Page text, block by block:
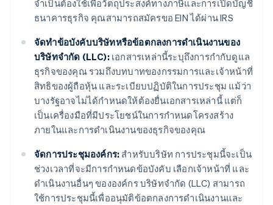
จำเป็นต้องใช้เพื่อวัตถุประสงค์ทางภาษีและการเปิดบัญชี
ธนาคารธุรกิจ คุณสามารถสมัครขอ EIN ได้ผ่าน IRS
จัดทำข้อบังคับบริษัทหรือข้อตกลงการดำเนินงานของ
บริษัทจำกัด (LLC):เอกสารเหล่านี้ระบุถึงการกำกับดูแล
ธุรกิจของคุณ รวมถึงบทบาทของกรรมการและเจ้าหน้าที่
สิทธิของผู้ถือหุ้น และระเบียบปฏิบัติในการประชุม แม้ว่า
บางรัฐอาจไม่ได้กำหนดให้ต้องยื่นเอกสารเหล่านี้ แต่ก็
เป็นเครื่องมือที่มีประโยชน์ในการกำหนดโครงสร้าง
ภายในและการดำเนินงานของธุรกิจของคุณ
จัดการประชุมองค์กร: สำหรับบริษัท การประชุมนี้จะเป็น
ช่วงเวลาที่จะมีการกำหนดข้อบังคับ เลือกเจ้าหน้าที่ และ
ดำเนินงานอื่นๆ ขององค์กร บริษัทจำกัด (LLC) สามารถ
ใช้การประชุมนี้เพื่ออนุมัติข้อตกลงการดำเนินงานและ